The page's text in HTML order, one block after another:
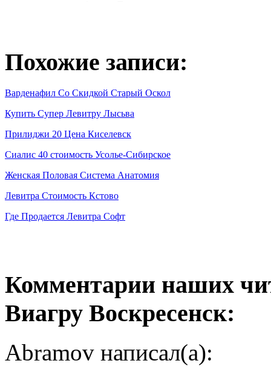
Похожие записи:
Варденафил Со Скидкой Старый Оскол
Купить Супер Левитру Лысьва
Прилиджи 20 Цена Киселевск
Сиалис 40 стоимость Усолье-Сибирское
Женская Половая Система Анатомия
Левитра Стоимость Кстово
Где Продается Левитра Софт
Комментарии наших
Виагру Воскресенск:
Abramov написал(а):